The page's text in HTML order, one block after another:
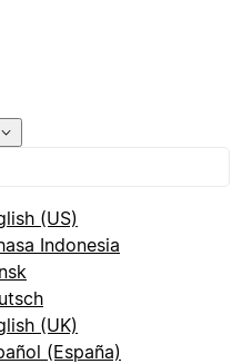
(US)
Indonesia
(UK)
(España)